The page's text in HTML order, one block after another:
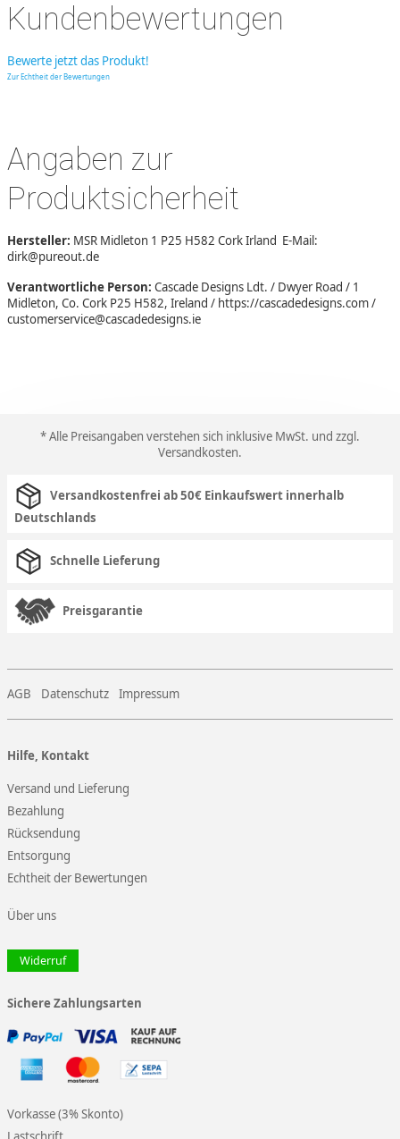
Kundenbewertungen
Bewerte jetzt das Produkt!
Zur Echtheit der Bewertungen
Angaben zur
Produktsicherheit
Hersteller: MSR Midleton 1 P25 H582 Cork Irland E-Mail:
dirk@pureout.de
Verantwortliche Person: Cascade Designs Ldt. / Dwyer Road / 1
Midleton, Co. Cork P25 H582, Ireland / https://cascadedesigns.com /
customerservice@cascadedesigns.ie
* Alle Preisangaben verstehen sich inklusive MwSt. und zzgl.
Versandkosten.
Versandkostenfrei ab 50€ Einkaufswert innerhalb
Deutschlands
Schnelle Lieferung
Preisgarantie
AGB Datenschutz Impressum
Hilfe, Kontakt
Versand und Lieferung
Bezahlung
Rücksendung
Entsorgung
Echtheit der Bewertungen
Über uns
Widerruf
Sichere Zahlungsarten
Vorkasse (3% Skonto)